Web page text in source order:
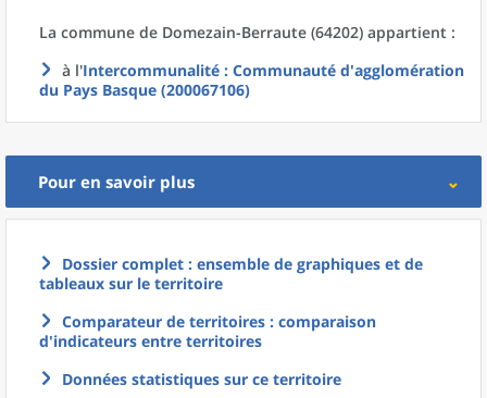
La commune de Domezain-Berraute (64202) appartient :
à l'Intercommunalité : Communauté d'agglomération
du Pays Basque (200067106)
Pour en savoir plus
Dossier complet : ensemble de graphiques et de
tableaux sur le territoire
Comparateur de territoires : comparaison
d'indicateurs entre territoires
Données statistiques sur ce territoire